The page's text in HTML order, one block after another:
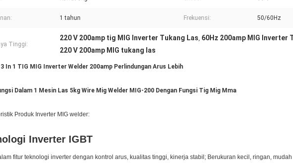
1 tahun Frekuensi: 50/60Hz
Tinggi:
220 V 200amp tig MIG Inverter Tukang Las, 60Hz 200amp MIG Inverter
220 V 200amp MIG tukang las
3 In 1 TIG MIG Inverter Welder 200amp Perlindungan Arus Lebih
Dalam 1 Mesin Las 5kg Wire Mig Welder MIG-200 Dengan Fungsi Tig Mig Mma
Produk Inverter MIG welder:
Inverter IGBT
fitur teknologi inverter dengan kontrol arus, kualitas tinggi, kinerja stabil; Berukuran kecil, ringan,